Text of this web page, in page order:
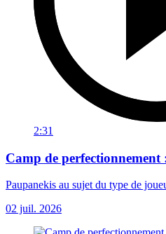
2:31
Camp de perfectionnement
Paupanekis au sujet du type de
02 juil. 2026